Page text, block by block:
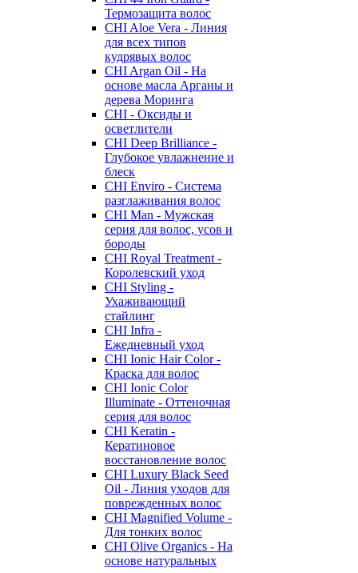
Термозащита волос
CHI Aloe Vera - Линия
для всех типов
кудрявых волос
CHI Argan Oil - На
основе масла Арганы и
дерева Моринга
CHI - Оксиды и
осветлители
CHI Deep Brilliance -
Глубокое увлажнение и
блеск
CHI Enviro - Система
разглаживания волос
CHI Man - Мужская
серия для волос, усов и
бороды
CHI Royal Treatment -
Королевский уход
CHI Styling -
Ухаживающий
стайлинг
CHI Infra -
Ежедневный уход
CHI Ionic Hair Color -
Краска для волос
CHI Ionic Color
Illuminate - Оттеночная
серия для волос
CHI Keratin -
Кератиновое
восстановление волос
CHI Luxury Black Seed
Oil - Линия уходов для
поврежденных волос
CHI Magnified Volume -
Для тонких волос
CHI Olive Organics - На
основе натуральных